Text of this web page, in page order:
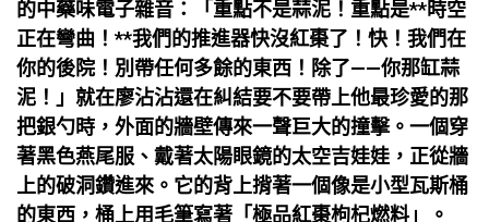
的中藥味電子雜音：「重點不是蒜泥！重點是**時空
正在彎曲！**我們的推進器快沒紅棗了！快！我們在
你的後院！別帶任何多餘的東西！除了——你那缸蒜
泥！」就在廖沾沾還在糾結要不要帶上他最珍愛的那
把銀勺時，外面的牆壁傳來一聲巨大的撞擊。一個穿
著黑色燕尾服、戴著太陽眼鏡的太空吉娃娃，正從牆
上的破洞鑽進來。它的背上揹著一個像是小型瓦斯桶
的東西，桶上用毛筆寫著「極品紅棗枸杞燃料」。